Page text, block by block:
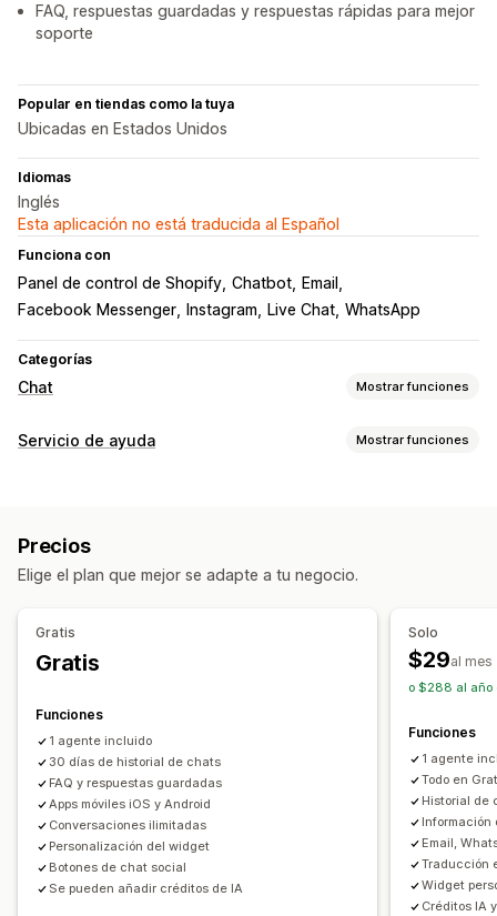
FAQ, respuestas guardadas y respuestas rápidas para mejor
soporte
Popular en tiendas como la tuya
Ubicadas en Estados Unidos
Idiomas
Inglés
Esta aplicación no está traducida al Español
Funciona con
Panel de control de Shopify Chatbot
Email
Facebook Messenger
Instagram Live Chat WhatsApp
Categorías
Chat Mostrar funciones
Mensajería en tiempo real
Traducción en tiempo real
Seguimiento del comportamiento
Información útil de los clientes
Recuperación de carritos
Preguntas frecuentes
Recomendaciones de productos
Respuestas rápidas
Revisar solicitudes
Actualizaciones de pedidos
Venta cruzada Venta adicional
Enviar transcripción
Personalización
Servicio de ayuda Mostrar funciones
Redes sociales
Preguntas frecuentes
Bandeja de entrada unificada
Activadores basados en reglas
Etiquetas
Seguimiento de pedidos Notificaciones de clientes
Encuestas de comentarios
Múltiples tiendas
Informes y estadísticas Informes
Precios
Elige el plan que mejor se adapte a tu negocio.
Gratis
Gratis
Funciones
1 agente incluido
30 días de historial de chats
FAQ y respuestas guardadas
Apps móviles iOS y Android
Conversaciones ilimitadas
Personalización del widget
Botones de chat social
Se pueden añadir créditos de IA
Solo
$29al mes
o $288 al año
Funciones
1 agente
Todo en
Historial de
Información
Email,
Traducción
Widget
Créditos IA